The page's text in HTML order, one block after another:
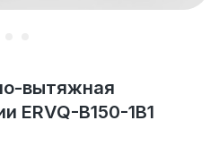
вытяжная
ERVQ-B150-1B1